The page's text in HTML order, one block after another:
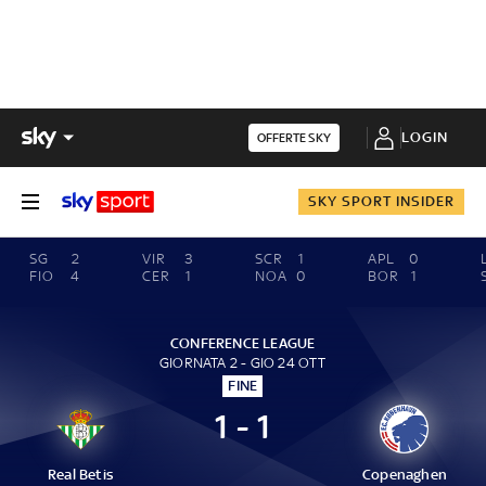
OFFERTE SKY LOGIN
SKY SPORT INSIDER
SG
2
FIO
4
VIR
3
CER
1
SCR
1
NOA 0
APL
0
BOR
1
CONFERENCE LEAGUE
GIORNATA 2 - GIO 24 OTT
FINE
Real Betis
1 - 1
Copenaghen